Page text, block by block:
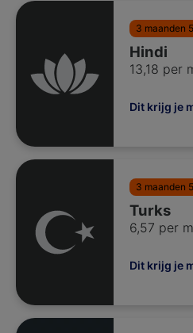
3 maanden
Hindi
13,18 per
Dit krijg je
3 maanden
Turks
6,57 per
Dit krijg je